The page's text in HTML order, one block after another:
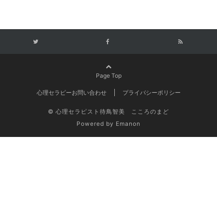
Page Top
心理セラピーお問い合わせ プライバシーポリシー
© 心理セラピスト待鳥智美 こころのまど
Powered by Emanon